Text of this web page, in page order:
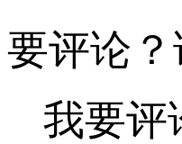
要评论
我要评